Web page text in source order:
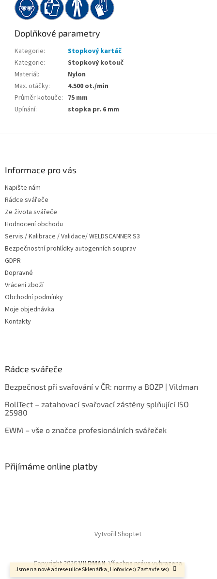
Jsme na nové adrese ulice Sklenářka, Hořovice :) Zastavte se:)
Doplňkové parametry
Kategorie:
Stopkový kartáč
Kategorie:
Stopkový kotouč
Materiál:
Nylon
Max. otáčky:
4.500 ot./min
Průměr kotouče: 75 mm
Upínání: stopka pr. 6 mm
Informace pro vás
Napište nám
Rádce svářeče
Ze života svářeče
Hodnocení obchodu
Servis / Kalibrace / Validace/ WELDSCANNER S3
Bezpečnostní prohlídky autogenních souprav
GDPR
Dopravné
Vrácení zboží
Obchodní podmínky
Moje objednávka
Kontakty
Rádce svářeče
Bezpečnost při svařování v ČR: normy a BOZP | Vildman
RollTect – zatahovací svařovací zástěny splňující ISO
25980
EWM – vše o značce profesionálních svářeček
Přijímáme online platby
Vytvořil Shoptet
Copyright 2026VILDMAN. Všechna práva vyhrazena.